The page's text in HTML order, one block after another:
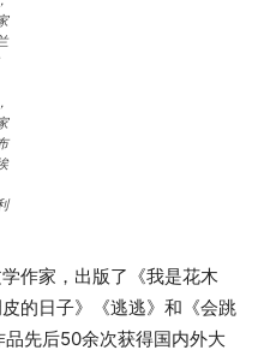
作家，出版了《我是花木
的日子》《逃逃》和《会跳
先后50余次获得国内外大